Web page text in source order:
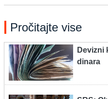
Pročitajte vise
Devizni
dinara